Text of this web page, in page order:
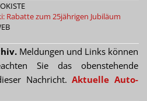
Rabatte zum 25jährigen Jubiläum
Meldungen und Links können
Sie das obenstehende
Nachricht.Aktuelle Auto-